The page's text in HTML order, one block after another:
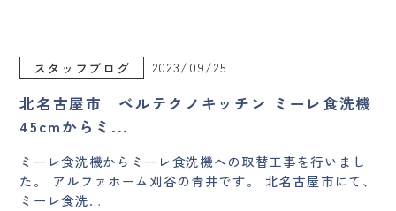
スタッフブログ 2023/09/25
北名古屋市｜ベルテクノキッチン ミーレ食洗機
45cmからミ...
ミーレ食洗機からミーレ食洗機への取替工事を行いまし
た。 アルファホーム刈谷の青井です。 北名古屋市にて、
ミーレ食洗…